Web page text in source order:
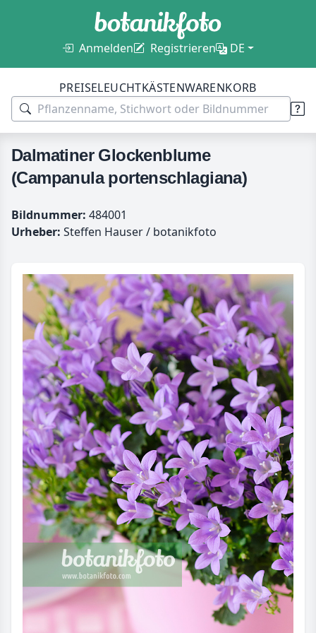
Anmelden Registrieren DE
PREISELEUCHTKÄSTENWARENKORB
Dalmatiner Glockenblume
(Campanula portenschlagiana)
Bildnummer: 484001
Urheber: Steffen Hauser / botanikfoto